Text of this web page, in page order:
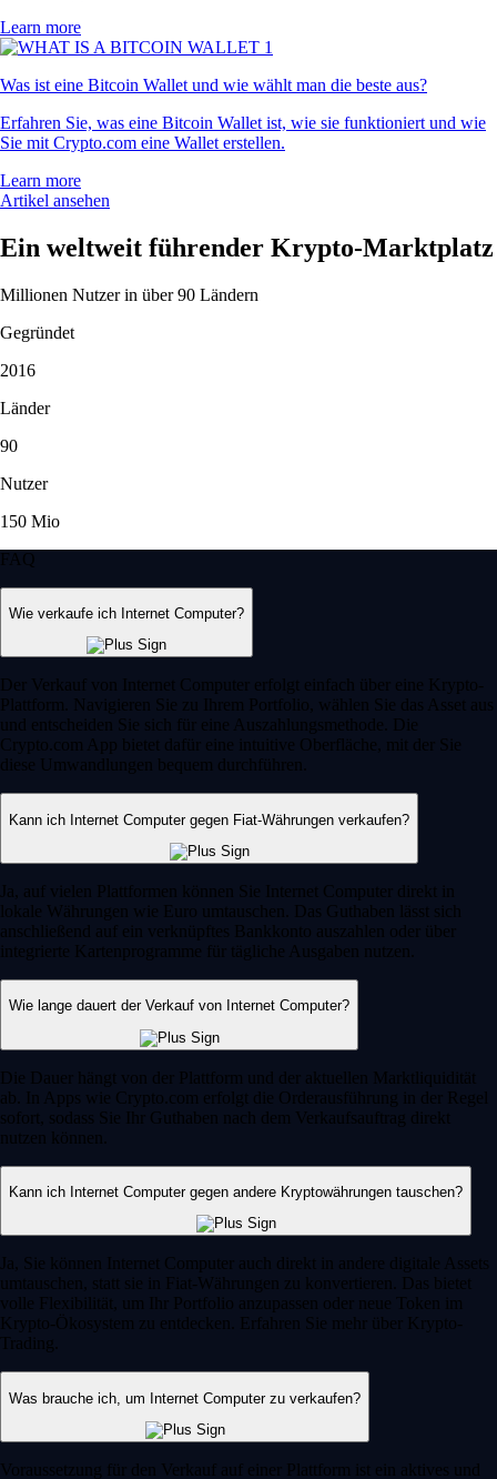
Learn more
Was ist eine Bitcoin Wallet und wie wählt man die beste aus?
Erfahren Sie, was eine Bitcoin Wallet ist, wie sie funktioniert und wie
Sie mit Crypto.com eine Wallet erstellen.
Learn more
Artikel ansehen
Ein weltweit führender Krypto-Marktplatz
Millionen Nutzer in über 90 Ländern
Gegründet
2016
Länder
90
Nutzer
150 Mio
FAQ
Wie verkaufe ich Internet Computer?
Der Verkauf von Internet Computer erfolgt einfach über eine Krypto-
Plattform. Navigieren Sie zu Ihrem Portfolio, wählen Sie das Asset aus
und entscheiden Sie sich für eine Auszahlungsmethode. Die
Crypto.com App bietet dafür eine intuitive Oberfläche, mit der Sie
diese Umwandlungen bequem durchführen.
Kann ich Internet Computer gegen Fiat-Währungen verkaufen?
Ja, auf vielen Plattformen können Sie Internet Computer direkt in
lokale Währungen wie Euro umtauschen. Das Guthaben lässt sich
anschließend auf ein verknüpftes Bankkonto auszahlen oder über
integrierte Kartenprogramme für tägliche Ausgaben nutzen.
Wie lange dauert der Verkauf von Internet Computer?
Die Dauer hängt von der Plattform und der aktuellen Marktliquidität
ab. In Apps wie Crypto.com erfolgt die Orderausführung in der Regel
sofort, sodass Sie Ihr Guthaben nach dem Verkaufsauftrag direkt
nutzen können.
Kann ich Internet Computer gegen andere Kryptowährungen tauschen?
Ja, Sie können Internet Computer auch direkt in andere digitale Assets
umtauschen, statt sie in Fiat-Währungen zu konvertieren. Das bietet
volle Flexibilität, um Ihr Portfolio anzupassen oder neue Token im
Krypto-Ökosystem zu entdecken. Erfahren Sie mehr über Krypto-
Trading.
Was brauche ich, um Internet Computer zu verkaufen?
Voraussetzung für den Verkauf auf einer Plattform ist ein aktives und